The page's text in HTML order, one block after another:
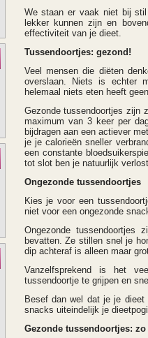
We staan er vaak niet bij
lekker kunnen zijn en
effectiviteit van je dieet.
Tussendoortjes: gezond!
Veel mensen die diëten
overslaan. Niets is echter
helemaal niets eten heeft
Gezonde tussendoortjes zijn
maximum van 3 keer per
bijdragen aan een actiever
je je calorieën sneller
een constante
tot slot ben je natuurlijk
Ongezonde tussendoortjes
Kies je voor een
niet voor een ongezonde
Ongezonde
bevatten. Ze stillen snel je
dip achteraf is alleen maar
Vanzelfsprekend is het
tussendoortje te grijpen en
Besef dan wel dat je je
snacks uiteindelijk je
Gezonde tussendoortjes: